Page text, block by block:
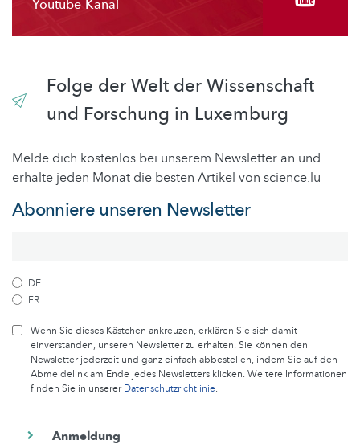
Youtube-Kanal
Folge der Welt der Wissenschaft
und Forschung in Luxemburg
Melde dich kostenlos bei unserem Newsletter an und
erhalte jeden Monat die besten Artikel von science.lu
Abonniere unseren Newsletter
DE
FR
Wenn Sie dieses Kästchen ankreuzen, erklären Sie sich damit
einverstanden, unseren Newsletter zu erhalten. Sie können den
Newsletter jederzeit und ganz einfach abbestellen, indem Sie auf den
Abmeldelink am Ende jedes Newsletters klicken. Weitere Informationen
finden Sie in unsererDatenschutzrichtlinie.